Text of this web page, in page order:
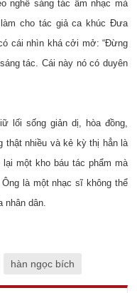
nghề sáng tác âm nhạc mà
làm cho tác giả ca khúc Đưa
cái nhìn khá cởi mở: “Đừng
tác. Cái này nó có duyên
lối sống giản dị, hòa đồng,
thật nhiều và kẻ kỳ thị hẳn là
một kho báu tác phẩm mà
là một nhạc sĩ không thể
nhân dân.
hàn ngọc bích